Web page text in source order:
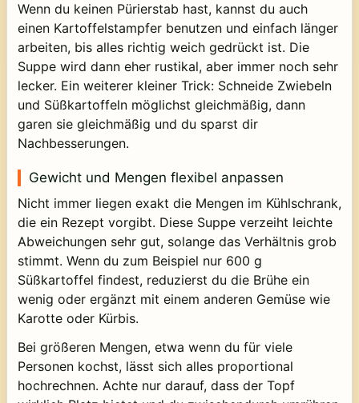
Wenn du keinen Pürierstab hast, kannst du auch
einen Kartoffelstampfer benutzen und einfach länger
arbeiten, bis alles richtig weich gedrückt ist. Die
Suppe wird dann eher rustikal, aber immer noch sehr
lecker. Ein weiterer kleiner Trick: Schneide Zwiebeln
und Süßkartoffeln möglichst gleichmäßig, dann
garen sie gleichmäßig und du sparst dir
Nachbesserungen.
Gewicht und Mengen flexibel anpassen
Nicht immer liegen exakt die Mengen im Kühlschrank,
die ein Rezept vorgibt. Diese Suppe verzeiht leichte
Abweichungen sehr gut, solange das Verhältnis grob
stimmt. Wenn du zum Beispiel nur 600 g
Süßkartoffel findest, reduzierst du die Brühe ein
wenig oder ergänzt mit einem anderen Gemüse wie
Karotte oder Kürbis.
Bei größeren Mengen, etwa wenn du für viele
Personen kochst, lässt sich alles proportional
hochrechnen. Achte nur darauf, dass der Topf